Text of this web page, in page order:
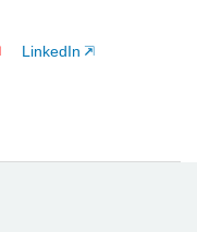
LinkedIn